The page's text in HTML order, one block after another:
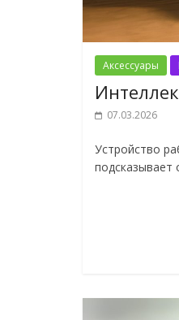
Аксессуары
07.03.2026
Устройство
подсказывает